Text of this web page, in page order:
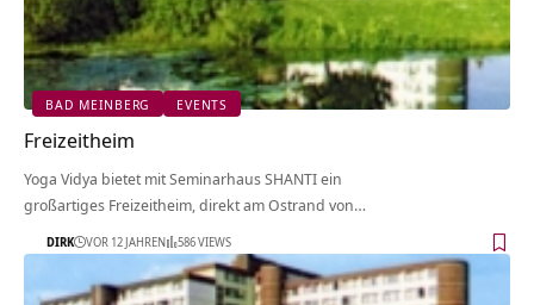
BAD MEINBERG EVENTS
Freizeitheim
Yoga Vidya bietet mit Seminarhaus SHANTI ein
großartiges Freizeitheim, direkt am Ostrand von…
DIRK VOR 12 JAHREN 586 VIEWS